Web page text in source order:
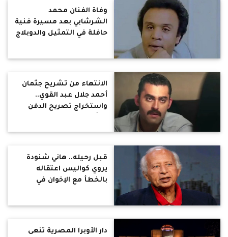
وفاة الفنان محمد
الشرشابي بعد مسيرة فنية
حافلة في التمثيل والدوبلاج
الانتهاء من تشريح جثمان
أحمد جلال عبد القوي..
واستخراج تصريح الدفن
قبل رحيله.. هاني شنودة
يروي كواليس اعتقاله
بالخطأ مع الإخوان في
دار الأوبرا المصرية تنعى